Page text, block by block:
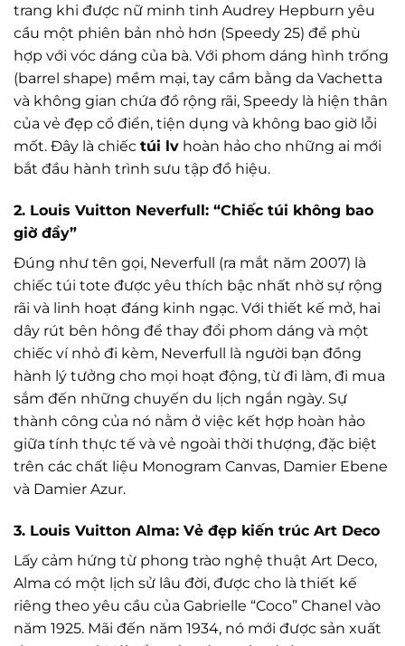
trang khi được nữ minh tinh Audrey Hepburn yêu
cầu một phiên bản nhỏ hơn (Speedy 25) để phù
hợp với vóc dáng của bà. Với phom dáng hình trống
(barrel shape) mềm mại, tay cầm bằng da Vachetta
và không gian chứa đồ rộng rãi, Speedy là hiện thân
của vẻ đẹp cổ điển, tiện dụng và không bao giờ lỗi
mốt. Đây là chiếc túi lv hoàn hảo cho những ai mới
bắt đầu hành trình sưu tập đồ hiệu.
2. Louis Vuitton Neverfull: “Chiếc túi không bao
giờ đầy”
Đúng như tên gọi, Neverfull (ra mắt năm 2007) là
chiếc túi tote được yêu thích bậc nhất nhờ sự rộng
rãi và linh hoạt đáng kinh ngạc. Với thiết kế mở, hai
dây rút bên hông để thay đổi phom dáng và một
chiếc ví nhỏ đi kèm, Neverfull là người bạn đồng
hành lý tưởng cho mọi hoạt động, từ đi làm, đi mua
sắm đến những chuyến du lịch ngắn ngày. Sự
thành công của nó nằm ở việc kết hợp hoàn hảo
giữa tính thực tế và vẻ ngoài thời thượng, đặc biệt
trên các chất liệu Monogram Canvas, Damier Ebene
và Damier Azur.
3. Louis Vuitton Alma: Vẻ đẹp kiến trúc Art Deco
Lấy cảm hứng từ phong trào nghệ thuật Art Deco,
Alma có một lịch sử lâu đời, được cho là thiết kế
riêng theo yêu cầu của Gabrielle “Coco” Chanel vào
năm 1925. Mãi đến năm 1934, nó mới được sản xuất